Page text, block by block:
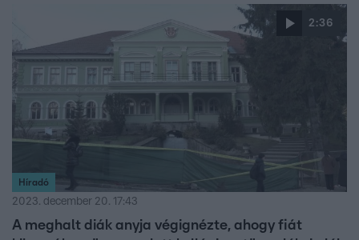
2:36
Híradó
2023. december 20. 17:43
A meghalt diák anyja végignézte, ahogy fiát